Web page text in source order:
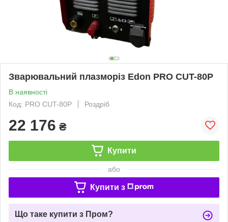
Зварювальний плазморіз Edon PRO CUT-80P
В наявності
Код: PRO CUT-80P
Роздріб
22 176 ₴
Купити
або
Купити з
Що таке купити з Пром?